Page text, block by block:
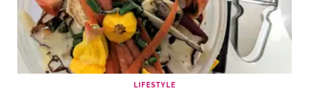
LIFESTYLE